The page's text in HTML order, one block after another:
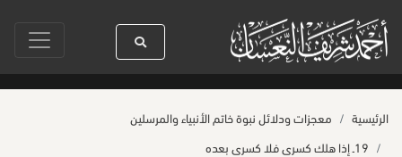
ﷺ كله رحمة صلاة آخر أربعاء من صفر حياة القلوب وصحتها بالعمل الصالح
الرئيسية
معجزات ودلائل نبوة خاتم الأنبياء والمرسلين
19ـ إذا هلك كسرى فلا كسرى بعده